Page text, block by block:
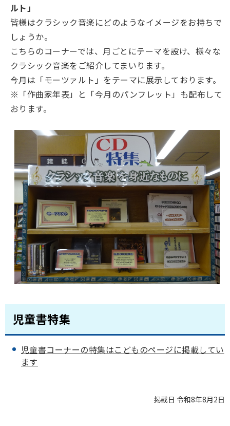
ルト」
皆様はクラシック音楽にどのようなイメージをお持ちで
しょうか。
こちらのコーナーでは、月ごとにテーマを設け、様々な
クラシック音楽をご紹介してまいります。
今月は「モーツァルト」をテーマに展示しております。
※「作曲家年表」と「今月のパンフレット」も配布して
おります。
児童書特集
児童書コーナーの特集はこどものページに掲載してい
ます
掲載日 令和8年8月2日